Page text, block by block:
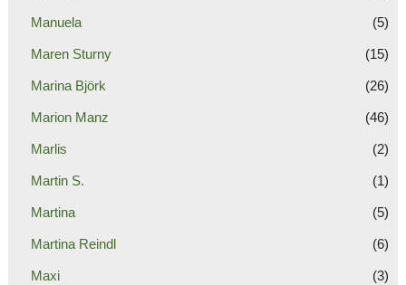
Manuela (5)
Maren Sturny (15)
Marina Björk (26)
Marion Manz (46)
Marlis (2)
Martin S. (1)
Martina (5)
Martina Reindl (6)
Maxi (3)